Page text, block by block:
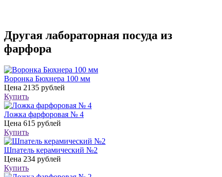
Другая лабораторная посуда из
фарфора
Воронка Бюхнера 100 мм
Цена 2135 рублей
Купить
Ложка фарфоровая № 4
Цена 615 рублей
Купить
Шпатель керамический №2
Цена 234 рублей
Купить